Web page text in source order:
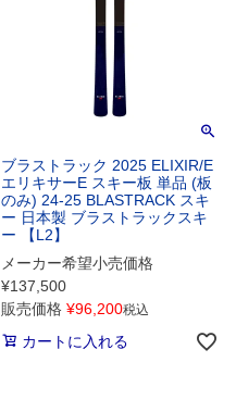
ブラストラック 2025 ELIXIR/E
エリキサーE スキー板 単品 (板
のみ) 24-25 BLASTRACK スキ
ー 日本製 ブラストラックスキ
ー 【L2】
メーカー希望小売価格
¥137,500
販売価格 ¥96,200税込
カートに入れる